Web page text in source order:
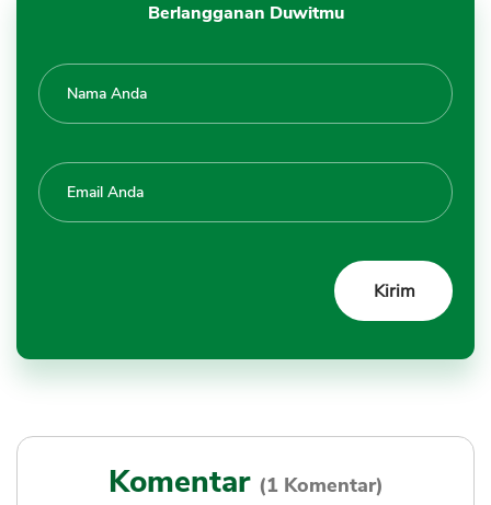
Berlangganan Duwitmu
Komentar (1 Komentar)